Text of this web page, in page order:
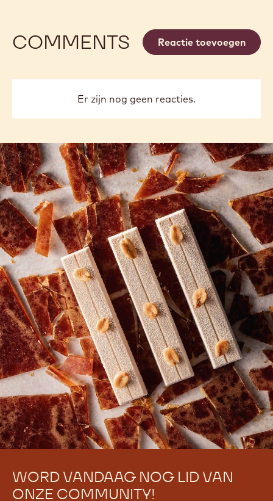
COMMENTS Reactie toevoegen
Er zijn nog geen reacties.
WORD VANDAAG NOG LID VAN
ONZE COMMUNITY!